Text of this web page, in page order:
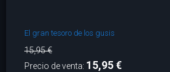
El gran tesoro de los gusis
15,95 €
Precio de venta: 15,95 €